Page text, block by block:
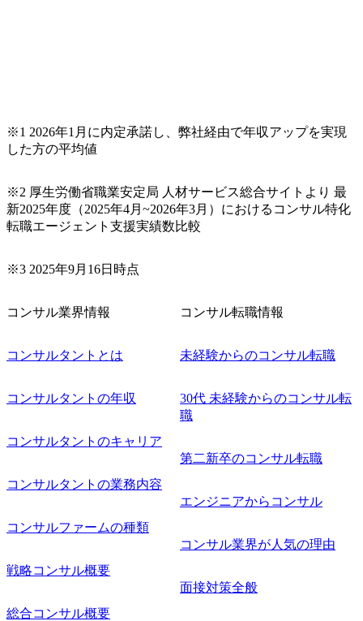
※1 2026年1月に内定承諾し、弊社経由で年収アップを実現
した方の平均値
※2 厚生労働省職業安定局 人材サービス総合サイトより 最
新2025年度（2025年4月~2026年3月）におけるコンサル特化
転職エージェント支援実績数比較
※3 2025年9月16日時点
コンサル業界情報
コンサルタントとは
コンサルタントの年収
コンサルタントのキャリア
コンサルタントの業務内容
コンサルファームの種類
戦略コンサル概要
総合コンサル概要
コンサル転職情報
未経験からのコンサル転職
30代 未経験からのコンサル転
職
第二新卒のコンサル転職
エンジニアからコンサル
コンサル業界が人気の理由
面接対策全般